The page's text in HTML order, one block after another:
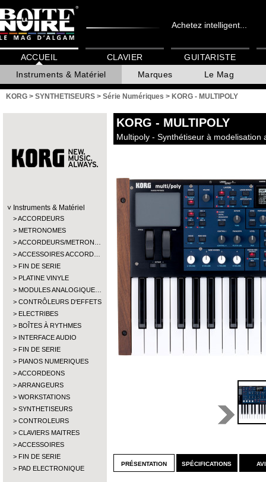
Achetez intelligent...
ACCUEIL
Instruments & Matériel
Marques Le Mag
CLAVIER GUITARISTE
KORG > SYNTHETISEURS > Série Numériques > KORG - MULTIPOLY
Instruments & Matériel
ACCORDEURS
METRONOMES
ACCORDEURS/METRON…
ACCESSOIRES ACCORD…
FIN DE SERIE
PLATINE VINYLE
MODULES ANALOGIQUE…
CONTRÔLEURS D'EFFETS
ELECTRIBES
BOÎTES À RYTHMES
INTERFACE AUDIO
FIN DE SERIE
PIANOS NUMERIQUES
ACCORDEONS
ARRANGEURS
WORKSTATIONS
SYNTHETISEURS
CONTROLEURS
CLAVIERS MAITRES
ACCESSOIRES
FIN DE SERIE
PAD ELECTRONIQUE
KORG - MULTIPOLY
Multipoly - Synthétiseur à modelisation
présentation spécifications